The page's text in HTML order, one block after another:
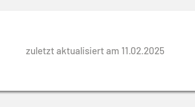
zuletzt aktualisiert am 11.02.2025